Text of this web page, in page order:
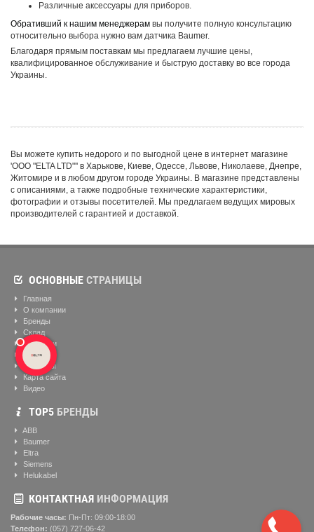
Различные аксессуары для приборов.
Обративший к нашим менеджерам вы получите полную консультацию
относительно выбора нужно вам датчика Baumer.
Благодаря прямым поставкам мы предлагаем лучшие цены,
квалифицированное обслуживание и быструю доставку во все города
Украины.
Вы можете купить недорого и по выгодной цене в интернет магазине
'ООО "ELTA LTD"'' в Харькове, Киеве, Одессе, Львове, Николаеве, Днепре,
Житомире и в любом другом городе Украины. В магазине представлены
с описаниями, а также подробные технические характеристики,
фотографии и отзывы посетителей. Мы предлагаем ведущих мировых
производителей с гарантией и доставкой.
ОСНОВНЫЕ СТРАНИЦЫ
Главная
О компании
Бренды
Склад
Вакансии
Блог
Контакты
Карта сайта
Видео
ТОР5 БРЕНДЫ
ABB
Baumer
Eltra
Siemens
Helukabel
КОНТАКТНАЯ ИНФОРМАЦИЯ
Рабочие часы: Пн-Пт: 09:00-18:00
Телефон: (057) ‎727-06-42